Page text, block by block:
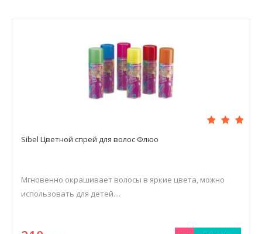
Sibel Цветной спрей для волос Флюо
Мгновенно окрашивает волосы в яркие цвета, можно
использовать для детей....